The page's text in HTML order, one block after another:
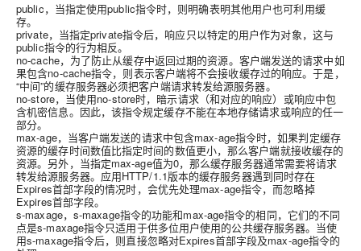
public，当指定使用public指令时，则明确表明其他用户也可利用缓
存。
private，当指定private指令后，响应只以特定的用户作为对象，这与
public指令的行为相反。
no-cache，为了防止从缓存中返回过期的资源。客户端发送的请求中如
果包含no-cache指令，则表示客户端将不会接收缓存过的响应。于是，
“中间”的缓存服务器必须把客户端请求转发给源服务器。
no-store，当使用no-store时，暗示请求（和对应的响应）或响应中包
含机密信息。因此，该指令规定缓存不能在本地存储请求或响应的任一
部分。
max-age，当客户端发送的请求中包含max-age指令时，如果判定缓存
资源的缓存时间数值比指定时间的数值更小，那么客户端就接收缓存的
资源。另外，当指定max-age值为0，那么缓存服务器通常需要将请求
转发给源服务器。应用HTTP/1.1版本的缓存服务器遇到同时存在
Expires首部字段的情况时，会优先处理max-age指令，而忽略掉
Expires首部字段。
s-maxage，s-maxage指令的功能和max-age指令的相同，它们的不同
点是s-maxage指令只适用于供多位用户使用的公共缓存服务器。当使
用s-maxage指令后，则直接忽略对Expires首部字段及max-age指令的